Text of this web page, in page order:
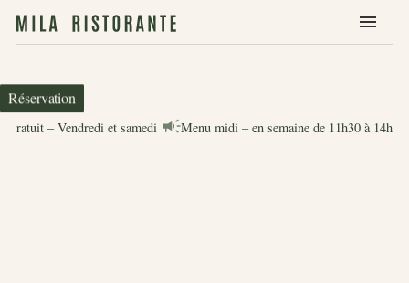
Réservation
gratuit – Vendredi et samedi Menu midi – en semaine de 11h30 à 14h